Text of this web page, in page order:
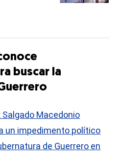
buscar la
Salgado Macedonio
un impedimento político
de Guerrero en